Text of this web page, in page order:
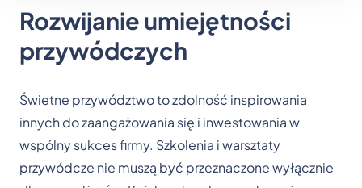
Rozwijanie umiejętności
przywódczych
Świetne przywództwo to zdolność inspirowania
innych do zaangażowania się i inwestowania w
wspólny sukces firmy. Szkolenia i warsztaty
przywódcze nie muszą być przeznaczone wyłącznie